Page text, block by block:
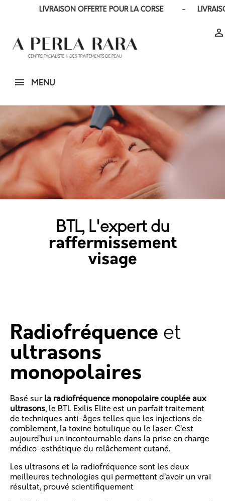
LIVRAISON OFFERTE POUR LA CORSE - LIVRAISON LE

MENU
BTL, L'expert du
raffermissement
visage
Radiofréquence et
ultrasons
monopolaires
Basé sur la radiofréquence monopolaire couplée aux
ultrasons, le BTL Exilis Elite est un parfait traitement
de techniques anti-âges telles que les injections de
comblement, la toxine botulique ou le laser. C’est
aujourd’hui un incontournable dans la prise en charge
médico-esthétique du relâchement cutané.
Les ultrasons et la radiofréquence sont les deux
meilleures technologies qui permettent d’avoir un vrai
résultat, prouvé scientifiquement